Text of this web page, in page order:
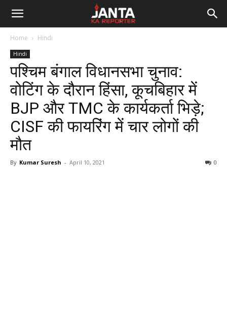
Janta
Reporter
Home Hindi
Hindi
पश्चिम बंगाल विधानसभा चुनाव:
वोटिंग के दौरान हिंसा, कूचबिहार में
BJP और TMC के कार्यकर्ता भिड़े;
CISF की फायरिंग में चार लोगों की
मौत
By Kumar Suresh - April 10, 2021 0